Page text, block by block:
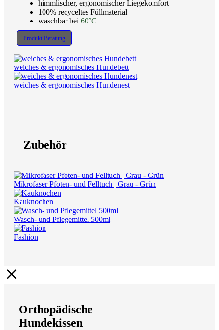
himmlischer, ergonomischer Liegekomfort
100% recyceltes Füllmaterial
waschbar bei 60°C
Produkt-Beratung
weiches & ergonomisches Hundebett
weiches & ergonomisches Hundenest
Zubehör
Mikrofaser Pfoten- und Felltuch | Grau - Grün
Kauknochen
Wasch- und Pflegemittel 500ml
Fashion
Orthopädische
Hundekissen